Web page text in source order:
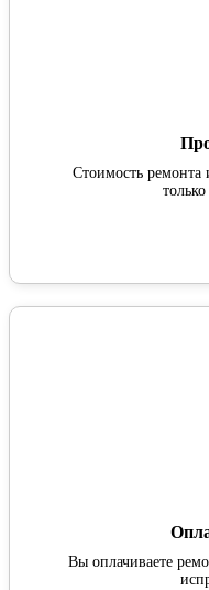
Стоимость ремонта
Вы оплачиваете